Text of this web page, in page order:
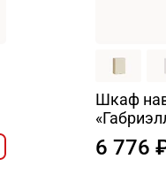
Шкаф
6 776